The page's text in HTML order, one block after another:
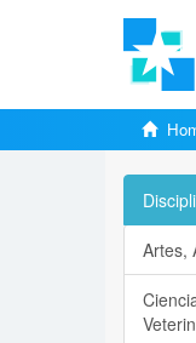
Artes,